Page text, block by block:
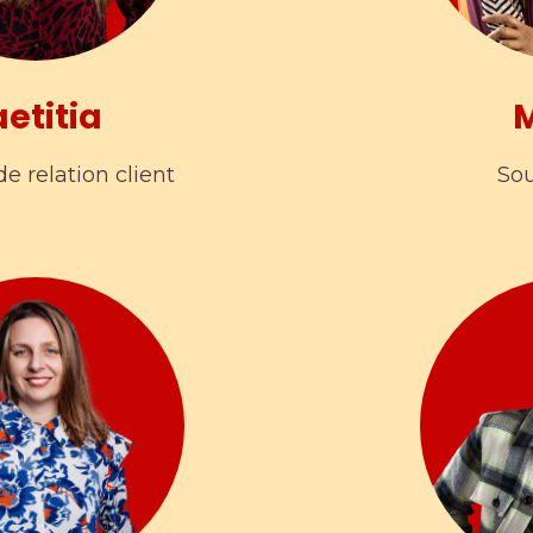
relation client